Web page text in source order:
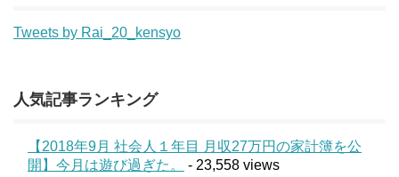
Tweets by Rai_20_kensyo
人気記事ランキング
【2018年9月 社会人１年目 月収27万円の家計簿を公
開】今月は遊び過ぎた。
- 23,558 views